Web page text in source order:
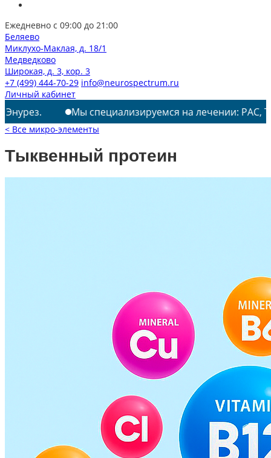
Ежедневно с 09:00 до 21:00
Беляево
Миклухо-Маклая, д. 18/1
Медведково
Широкая, д. 3, кор. 3
+7 (499) 444-70-29 info@neurospectrum.ru
Личный кабинет
Мы специализируемся на лечении: РАС, ТИКИ,
< Все микро-элементы
Тыквенный протеин